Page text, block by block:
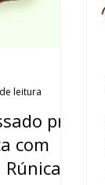
pré-
com
leitura